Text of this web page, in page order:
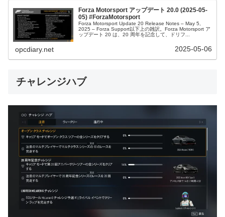
Forza Motorsport アップデート 20.0 (2025-05-
05) #ForzaMotorsport
Forza Motorsport Update 20 Release Notes – May 5,
2025 – Forza Support以下上の雑訳。Forza Motorsport ア
ップデート 20 は、20 周年を記念して、ドリフ...
opcdiary.net 2025-05-06
チャレンジハブ